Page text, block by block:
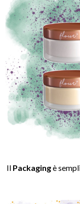
Il Packagingè